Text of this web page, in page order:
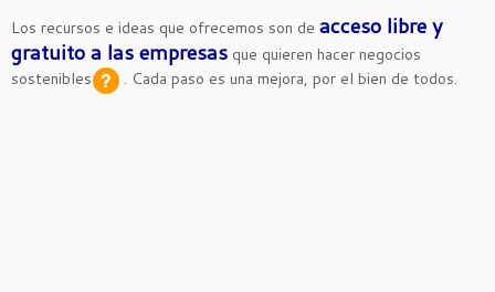
Los recursos e ideas que ofrecemos son de acceso libre y
gratuito a las empresas que quieren hacer negocios
sostenibles
. Cada paso es una mejora, por el bien de todos.